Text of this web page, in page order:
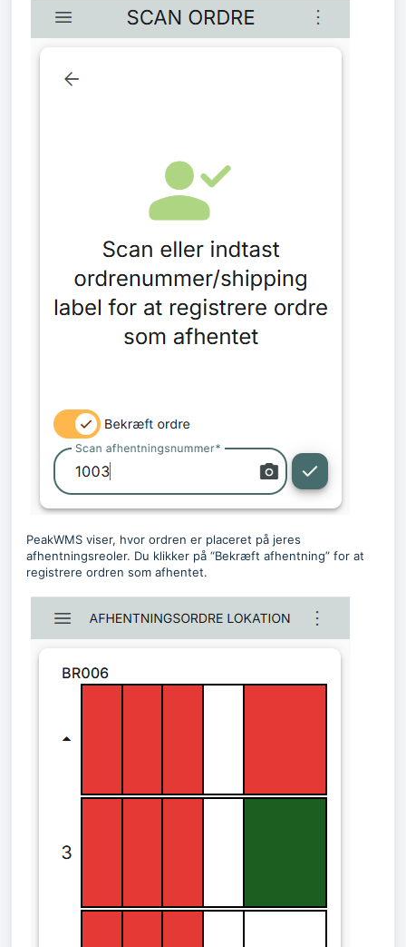
PeakWMS viser, hvor ordren er placeret på jeres
afhentningsreoler. Du klikker på “Bekræft afhentning” for at
registrere ordren som afhentet.